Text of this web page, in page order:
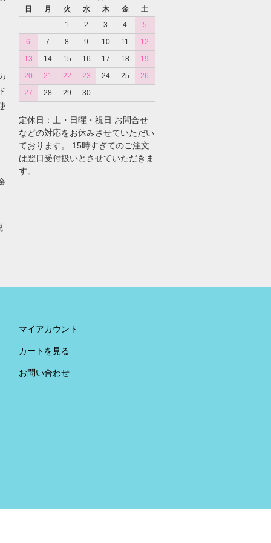
日
月 火 水 木 金
土
1
2 3 4
5
6
7 8 9 10 11
12
13
14 15 16 17 18
19
20
21 22 23 24 25
26
27
28 29 30
定休日：土・日曜・祝日 お問合せ
などの対応をお休みさせていただい
ております。 15時すぎてのご注文
は翌日受付扱いとさせていただきま
す。
マイアカウント
カートを見る
お問い合わせ